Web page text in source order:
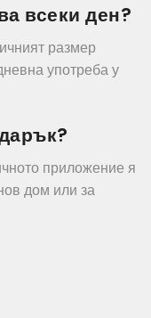
всеки ден?
размер
употреба у
приложение я
дом или за